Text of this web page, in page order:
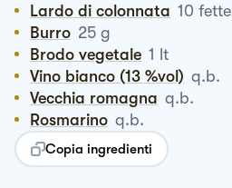
Lardo di colonnata 10 fette
Burro 25 g
Brodo vegetale 1 lt
Vino bianco (13 %vol) q.b.
Vecchia romagna q.b.
Rosmarino q.b.
Copia ingredienti